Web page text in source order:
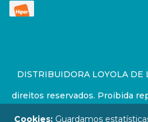
DISTRIBUIDORA LOYOLA DE
direitos reservados. Proibida
Preços e estoque sujeito a
Cookies: Guardamos